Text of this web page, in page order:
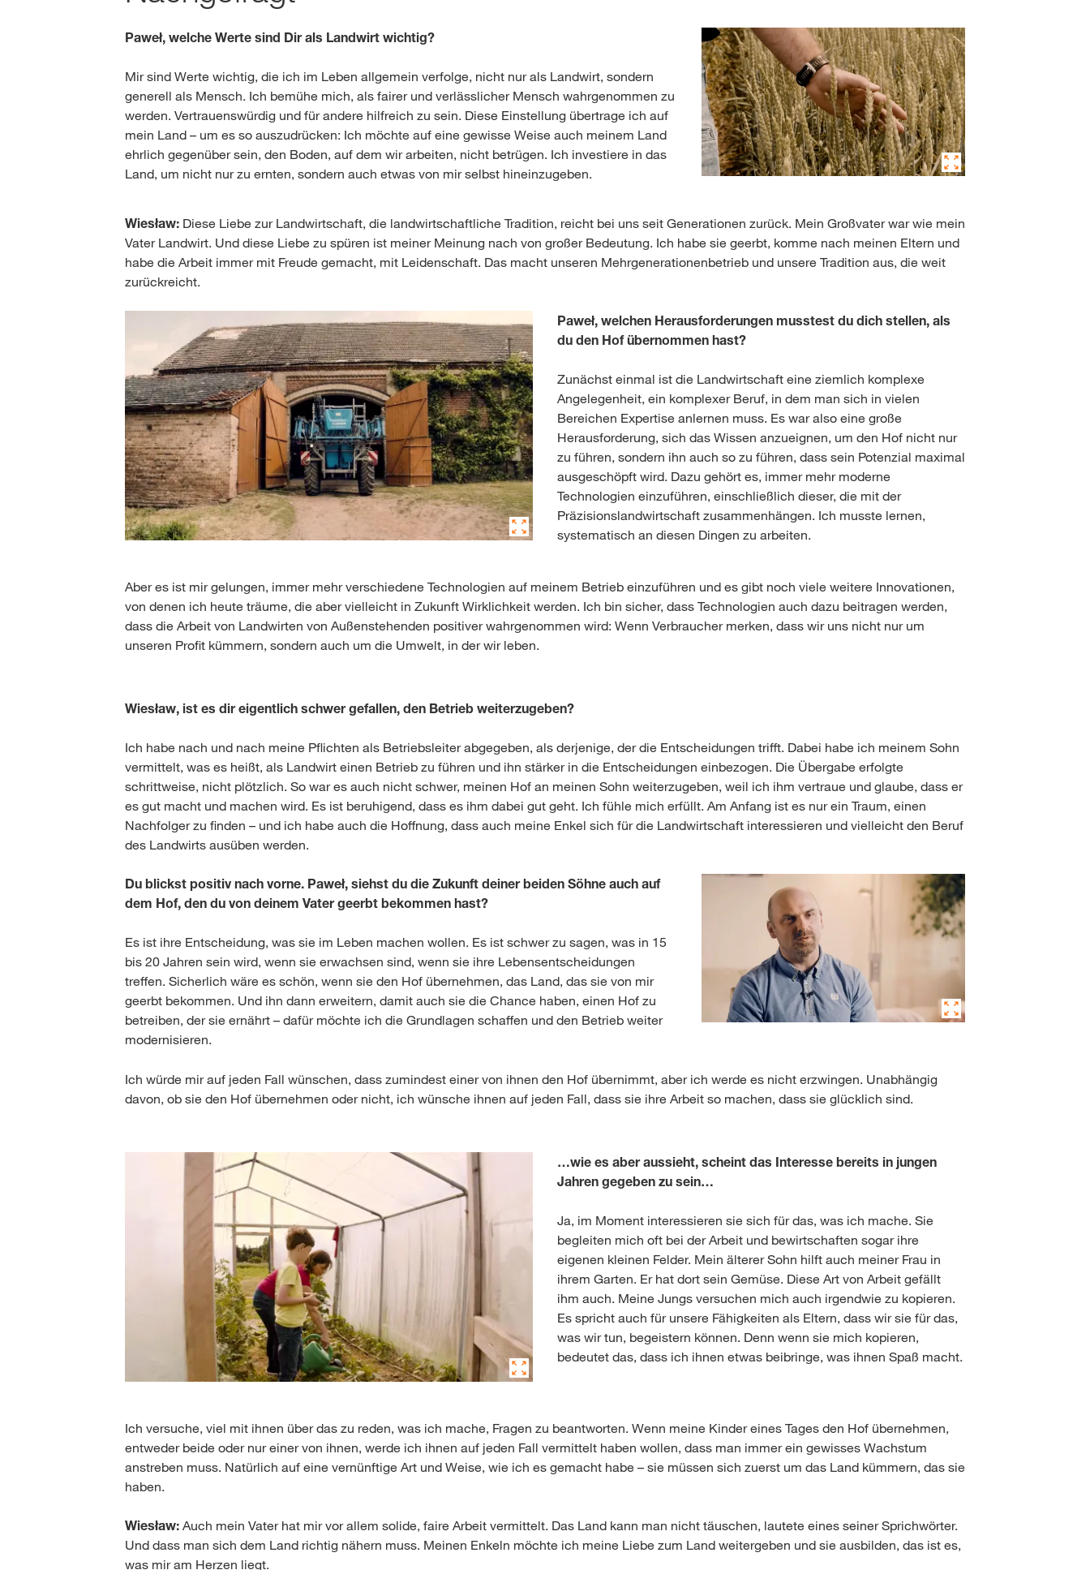
Paweł, welche Werte sind Dir als Landwirt wichtig?
Mir sind Werte wichtig, die ich im Leben allgemein verfolge, nicht nur als Landwirt, sondern
generell als Mensch. Ich bemühe mich, als fairer und verlässlicher Mensch wahrgenommen zu
werden. Vertrauenswürdig und für andere hilfreich zu sein. Diese Einstellung übertrage ich auf
mein Land – um es so auszudrücken: Ich möchte auf eine gewisse Weise auch meinem Land
ehrlich gegenüber sein, den Boden, auf dem wir arbeiten, nicht betrügen. Ich investiere in das
Land, um nicht nur zu ernten, sondern auch etwas von mir selbst hineinzugeben.
Wiesław: Diese Liebe zur Landwirtschaft, die landwirtschaftliche Tradition, reicht bei uns seit Generationen zurück. Mein Großvater war wie mein
Vater Landwirt. Und diese Liebe zu spüren ist meiner Meinung nach von großer Bedeutung. Ich habe sie geerbt, komme nach meinen Eltern und
habe die Arbeit immer mit Freude gemacht, mit Leidenschaft. Das macht unseren Mehrgenerationenbetrieb und unsere Tradition aus, die weit
zurückreicht.
Paweł, welchen Herausforderungen musstest du dich stellen, als
du den Hof übernommen hast?
Zunächst einmal ist die Landwirtschaft eine ziemlich komplexe
Angelegenheit, ein komplexer Beruf, in dem man sich in vielen
Bereichen Expertise anlernen muss. Es war also eine große
Herausforderung, sich das Wissen anzueignen, um den Hof nicht nur
zu führen, sondern ihn auch so zu führen, dass sein Potenzial maximal
ausgeschöpft wird. Dazu gehört es, immer mehr moderne
Technologien einzuführen, einschließlich dieser, die mit der
Präzisionslandwirtschaft zusammenhängen. Ich musste lernen,
systematisch an diesen Dingen zu arbeiten.
Aber es ist mir gelungen, immer mehr verschiedene Technologien auf meinem Betrieb einzuführen und es gibt noch viele weitere Innovationen,
von denen ich heute träume, die aber vielleicht in Zukunft Wirklichkeit werden. Ich bin sicher, dass Technologien auch dazu beitragen werden,
dass die Arbeit von Landwirten von Außenstehenden positiver wahrgenommen wird: Wenn Verbraucher merken, dass wir uns nicht nur um
unseren Profit kümmern, sondern auch um die Umwelt, in der wir leben.
Wiesław, ist es dir eigentlich schwer gefallen, den Betrieb weiterzugeben?
Ich habe nach und nach meine Pflichten als Betriebsleiter abgegeben, als derjenige, der die Entscheidungen trifft. Dabei habe ich meinem Sohn
vermittelt, was es heißt, als Landwirt einen Betrieb zu führen und ihn stärker in die Entscheidungen einbezogen. Die Übergabe erfolgte
schrittweise, nicht plötzlich. So war es auch nicht schwer, meinen Hof an meinen Sohn weiterzugeben, weil ich ihm vertraue und glaube, dass er
es gut macht und machen wird. Es ist beruhigend, dass es ihm dabei gut geht. Ich fühle mich erfüllt. Am Anfang ist es nur ein Traum, einen
Nachfolger zu finden – und ich habe auch die Hoffnung, dass auch meine Enkel sich für die Landwirtschaft interessieren und vielleicht den Beruf
des Landwirts ausüben werden.
Du blickst positiv nach vorne. Paweł, siehst du die Zukunft deiner beiden Söhne auch auf
dem Hof, den du von deinem Vater geerbt bekommen hast?
Es ist ihre Entscheidung, was sie im Leben machen wollen. Es ist schwer zu sagen, was in 15
bis 20 Jahren sein wird, wenn sie erwachsen sind, wenn sie ihre Lebensentscheidungen
treffen. Sicherlich wäre es schön, wenn sie den Hof übernehmen, das Land, das sie von mir
geerbt bekommen. Und ihn dann erweitern, damit auch sie die Chance haben, einen Hof zu
betreiben, der sie ernährt – dafür möchte ich die Grundlagen schaffen und den Betrieb weiter
modernisieren.
Ich würde mir auf jeden Fall wünschen, dass zumindest einer von ihnen den Hof übernimmt, aber ich werde es nicht erzwingen. Unabhängig
davon, ob sie den Hof übernehmen oder nicht, ich wünsche ihnen auf jeden Fall, dass sie ihre Arbeit so machen, dass sie glücklich sind.
…wie es aber aussieht, scheint das Interesse bereits in jungen
Jahren gegeben zu sein…
Ja, im Moment interessieren sie sich für das, was ich mache. Sie
begleiten mich oft bei der Arbeit und bewirtschaften sogar ihre
eigenen kleinen Felder. Mein älterer Sohn hilft auch meiner Frau in
ihrem Garten. Er hat dort sein Gemüse. Diese Art von Arbeit gefällt
ihm auch. Meine Jungs versuchen mich auch irgendwie zu kopieren.
Es spricht auch für unsere Fähigkeiten als Eltern, dass wir sie für das,
was wir tun, begeistern können. Denn wenn sie mich kopieren,
bedeutet das, dass ich ihnen etwas beibringe, was ihnen Spaß macht.
Ich versuche, viel mit ihnen über das zu reden, was ich mache, Fragen zu beantworten. Wenn meine Kinder eines Tages den Hof übernehmen,
entweder beide oder nur einer von ihnen, werde ich ihnen auf jeden Fall vermittelt haben wollen, dass man immer ein gewisses Wachstum
anstreben muss. Natürlich auf eine vernünftige Art und Weise, wie ich es gemacht habe – sie müssen sich zuerst um das Land kümmern, das sie
haben.
Wiesław: Auch mein Vater hat mir vor allem solide, faire Arbeit vermittelt. Das Land kann man nicht täuschen, lautete eines seiner Sprichwörter.
Und dass man sich dem Land richtig nähern muss. Meinen Enkeln möchte ich meine Liebe zum Land weitergeben und sie ausbilden, das ist es,
was mir am Herzen liegt.